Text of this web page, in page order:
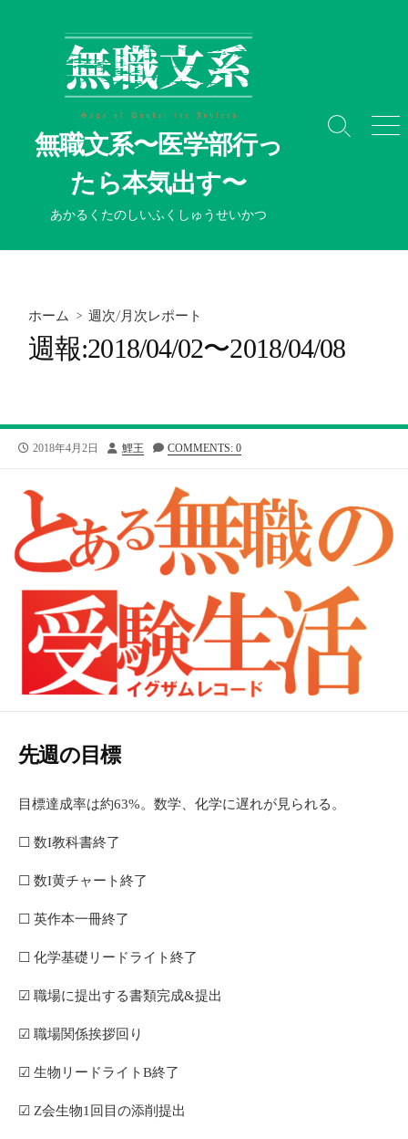
無職文系〜医学部行っ
たら本気出す〜
あかるくたのしいふくしゅうせいかつ
検
メ
ホーム > 週次/月次レポート
週報:2018/04/02〜2018/04/08
公
2018年4月2日
投
鯉王 COMMENTS: 0
先週の目標
目標達成率は約63%。数学、化学に遅れが見られる。
☐ 数I教科書終了
☐ 数I黄チャート終了
☐ 英作本一冊終了
☐ 化学基礎リードライト終了
☑ 職場に提出する書類完成&提出
☑ 職場関係挨拶回り
☑ 生物リードライトB終了
☑ Z会生物1回目の添削提出